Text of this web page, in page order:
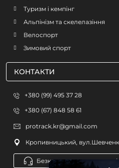
Туризм і кемпінг
Альпінізм та скелелазіння
Велоспорт
Зимовий спорт
КОНТАКТИ
+380 (99) 495 37 28
+380 (67) 848 58 61
protrack.kr@gmail.com
Кропивницький,
Безкоштовна консультація